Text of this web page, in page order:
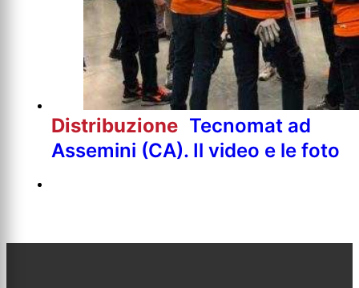
Distribuzione Tecnomat ad
Assemini (CA). Il video e le foto